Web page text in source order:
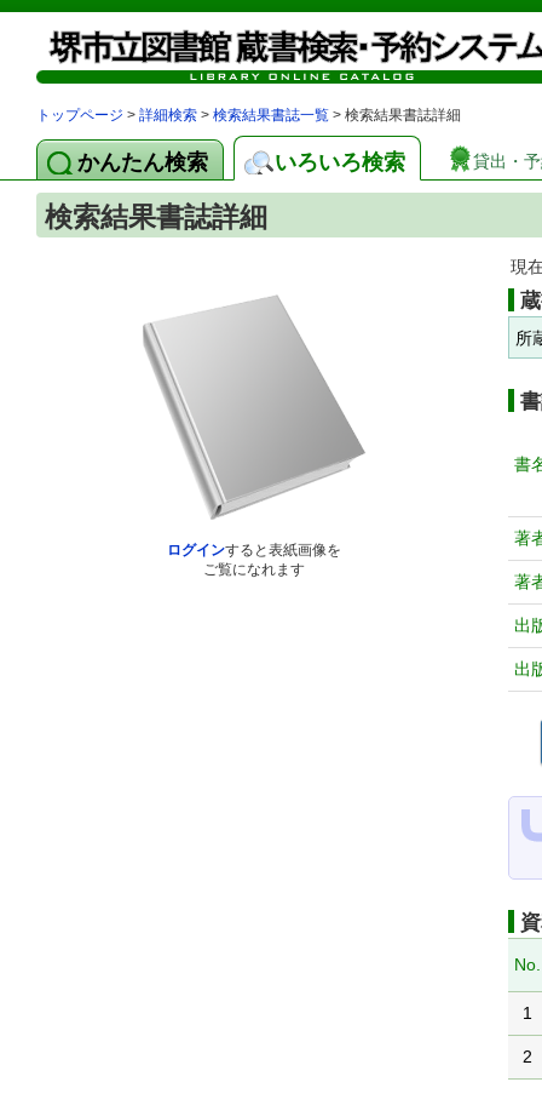
トップページ > 詳細検索 > 検索結果書誌一覧 > 検索結果書誌詳細
かんたん検索 いろいろ検索 貸出・
検索結果書誌詳細
ログインすると表紙画像を
ご覧になれます
現
所
書
著
著
出
出
No.
1
2